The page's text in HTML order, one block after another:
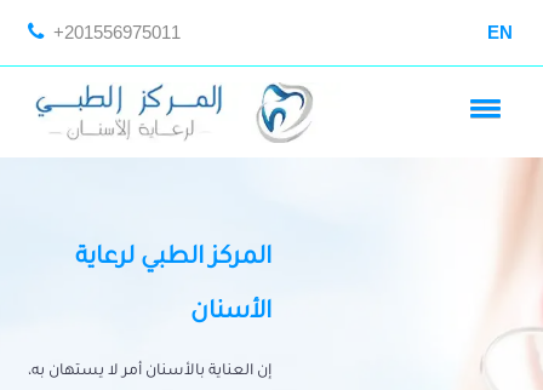
+201556975011 EN
المركز الطبي لرعاية
الأسنان
إن العناية بالأسنان أمر لا يستهان به،